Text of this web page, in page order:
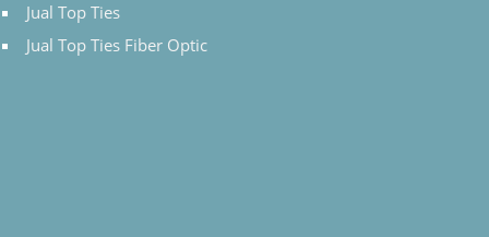
Jual Top Ties
Jual Top Ties Fiber Optic